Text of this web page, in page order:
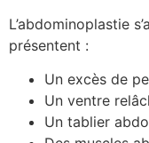
L’abdominoplastie
présentent :
Un excès de
Un ventre
Un tablier